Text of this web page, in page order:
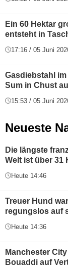
Ein 60 Hektar
entsteht in
17:16 / 05 Juni
Gasdiebstahl
Sum in Chust
15:53 / 05 Juni
Neueste
Die längste
Welt ist über 31
Heute 14:46
Treuer Hund
regungslos auf
Heute 14:36
Manchester
Bouaddi auf